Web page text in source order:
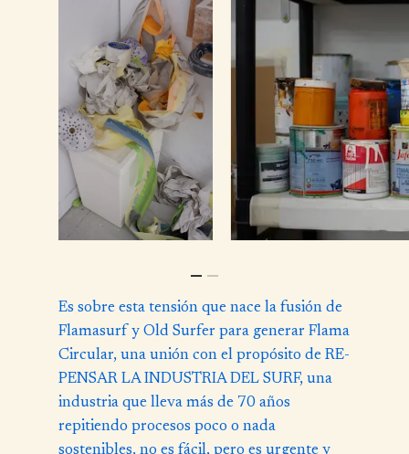
Es sobre esta tensión que nace la fusión de
Flamasurf y Old Surfer para generar Flama
Circular, una unión con el propósito de RE-
PENSAR LA INDUSTRIA DEL SURF, una
industria que lleva más de 70 años
repitiendo procesos poco o nada